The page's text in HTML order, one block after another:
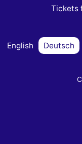
Tickets
English Deutsch